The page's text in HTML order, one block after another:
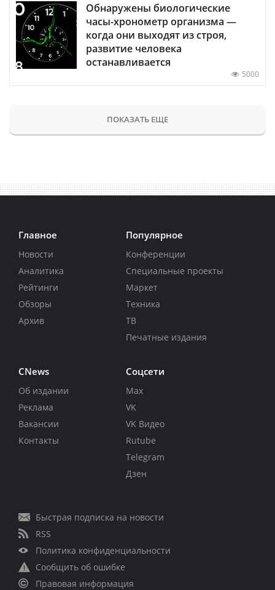
Обнаружены биологические
часы-хронометр организма —
когда они выходят из строя,
развитие человека
останавливается
5000
ПОКАЗАТЬ ЕЩЕ
Главное
Новости
Аналитика
Рейтинги
Обзоры
Архив
Популярное
Конференции
Специальные проекты
Маркет
Техника
ТВ
Печатные издания
CNews
Об издании
Реклама
Вакансии
Контакты
Соцсети
Max
VK
VK Видео
Rutube
Telegram
Дзен
Быстрая подписка на новости
RSS
Политика конфиденциальности
Сообщить об ошибке
Правовая информация